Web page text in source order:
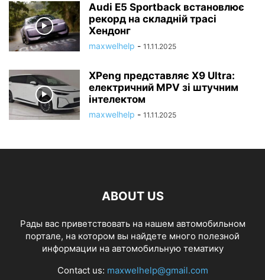
Audi E5 Sportback встановлює
рекорд на складній трасі
Хендонг
maxwelhelp - 11.11.2025
XPeng представляє X9 Ultra:
електричний MPV зі штучним
інтелектом
maxwelhelp - 11.11.2025
ABOUT US
Рады вас приветствовать на нашем автомобильном
портале, на котором вы найдете много полезной
информации на автомобильную тематику
Contact us: maxwelhelp@gmail.com